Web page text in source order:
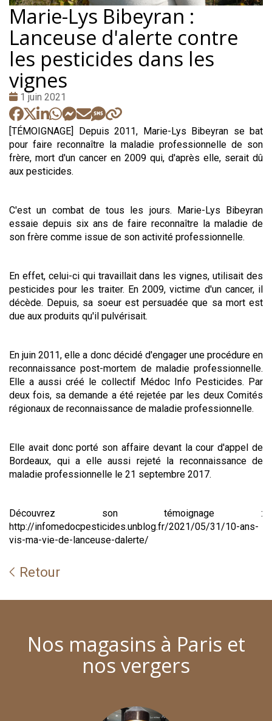
Marie-Lys Bibeyran :
Lanceuse d'alerte contre
les pesticides dans les
vignes
Date
:
1 juin 2021
[TÉMOIGNAGE] Depuis 2011, Marie-Lys Bibeyran se bat
pour faire reconnaître la maladie professionnelle de son
frère, mort d'un cancer en 2009 qui, d'après elle, serait dû
aux pesticides.
C'est un combat de tous les jours. Marie-Lys Bibeyran
essaie depuis six ans de faire reconnaître la maladie de
son frère comme issue de son activité professionnelle.
En effet, celui-ci qui travaillait dans les vignes, utilisait des
pesticides pour les traiter. En 2009, victime d'un cancer, il
décède. Depuis, sa soeur est persuadée que sa mort est
due aux produits qu'il pulvérisait.
En juin 2011, elle a donc décidé d'engager une procédure en
reconnaissance post-mortem de maladie professionnelle.
Elle a aussi créé le collectif Médoc Info Pesticides. Par
deux fois, sa demande a été rejetée par les deux Comités
régionaux de reconnaissance de maladie professionnelle.
Elle avait donc porté son affaire devant la cour d'appel de
Bordeaux, qui a elle aussi rejeté la reconnaissance de
maladie professionnelle le 21 septembre 2017.
Découvrez son témoignage :
http://infomedocpesticides.unblog.fr/2021/05/31/10-ans-
vis-ma-vie-de-lanceuse-dalerte/
Retour
Nos magasins à Paris et
nos vergers